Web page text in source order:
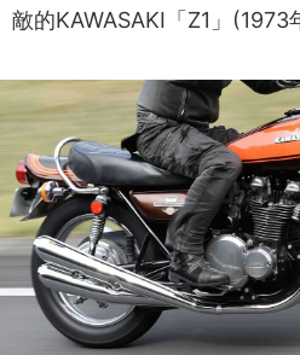
敵的KAWASAKI「Z1」(1973